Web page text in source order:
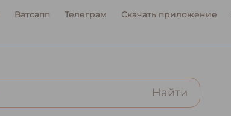
Ватсапп Телеграм Скачать приложение
Найти